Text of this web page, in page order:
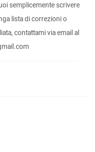
semplicemente scrivere
lista di correzioni o
contattami via email al